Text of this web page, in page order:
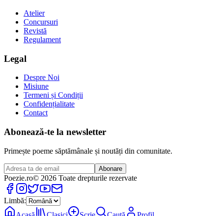
Atelier
Concursuri
Revistă
Regulament
Legal
Despre Noi
Misiune
Termeni și Condiții
Confidențialitate
Contact
Abonează-te la newsletter
Primește poeme săptămânale și noutăți din comunitate.
Abonare
Poezie.ro© 2026 Toate drepturile rezervate
Limbă: